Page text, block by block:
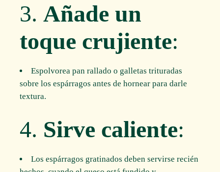
3.Añade un
toque crujiente:
Espolvorea pan rallado o galletas trituradas
sobre los espárragos antes de hornear para darle
textura.
4. Sirve caliente:
Los espárragos gratinados deben servirse recién